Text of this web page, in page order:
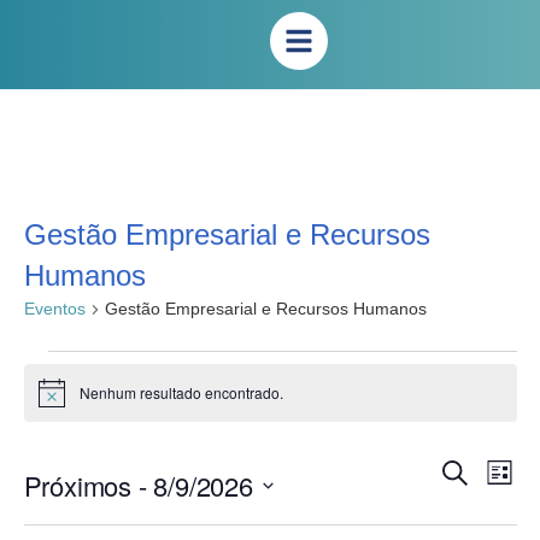
Gestão Empresarial e Recursos
Humanos
Eventos Gestão Empresarial e Recursos Humanos
Notice Nenhum resultado encontrado.
e
Procurar
eventos
Lista
Próximos - 8/9/2026